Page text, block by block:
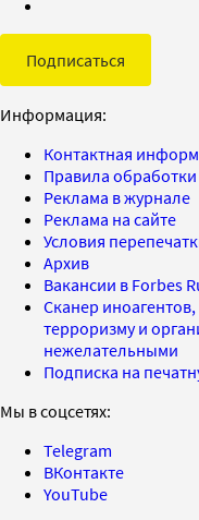
Подписаться
Информация:
Контактная
Правила обработки
Реклама в журнале
Реклама на сайте
Условия
Архив
Вакансии в Forbes
Сканер
терроризму и
нежелательными
Подписка на
Мы в соцсетях:
Telegram
ВКонтакте
YouTube